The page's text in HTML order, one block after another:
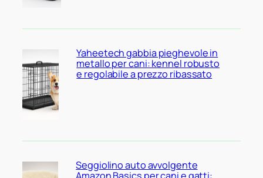
Yaheetech gabbia pieghevole in
metallo per cani: kennel robusto
e regolabile a prezzo ribassato
Seggiolino auto avvolgente